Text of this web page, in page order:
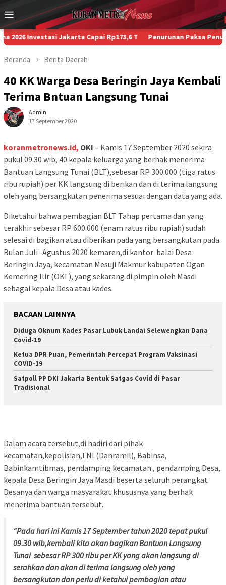
ke
konten
Menu
Mobile
Jakarta Capai Rp173,6 T Penurunan Paksa
Beranda Berita Daerah
40 KK Warga Desa Beringin Jaya Kembali
Terima Bntuan Langsung Tunai
Admin
17 September 2020
koranmetronews.id, OKI – Kamis 17 September 2020 sekira
pukul 09.30 wib, 40 kepala keluarga yang berhak menerima
Bantuan Langsung Tunai (BLT),sebesar RP 300.000 (tiga ratus
ribu rupiah) per KK langsung di berikan dan di terima langsung
oleh yang bersangkutan penerima sesuai dengan data yang ada.
Diketahui bahwa pembagian BLT Tahap pertama dan yang
terakhir sebesar RP 600.000 (enam ratus ribu rupiah) sudah
selesai di bagikan atau diberikan pada yang bersangkutan pada
Bulan Juli -Agustus 2020 kemaren,di kantor balai Desa
Beringin Jaya, kecamatan Mesuji Makmur kabupaten Ogan
Kemering Ilir (OKI ), yang sekarang di pimpin oleh Masdi
sebagai kepala Desa atau kades.
BACAAN LAINNYA
Diduga Oknum Kades Pasar Lubuk Landai Selewengkan Dana
Covid-19
Ketua DPR Puan, Pemerintah Percepat Program Vaksinasi
COVID-19
Satpoll PP DKI Jakarta Bentuk Satgas Covid di Pasar
Tradisional
Dalam acara tersebut,di hadiri dari pihak
kecamatan,kepolisian,TNI (Danramil), Babinsa,
Babinkamtibmas, pendamping kecamatan , pendamping Desa,
kepala Desa Beringin Jaya Masdi beserta seluruh perangkat
Desanya dan warga masyarakat khususnya yang berhak
menerima bantuan tersebut.
“Pada hari ini Kamis 17 September tahun 2020 tepat pukul
09.30 wib,kembali kita akan bagikan Bantuan Langsung
Tunai sebesar RP 300 ribu per KK yang akan langsung di
serahkan dan akan di terima langsung oleh yang
bersangkutan dan perlu di ketahui pembagian atau